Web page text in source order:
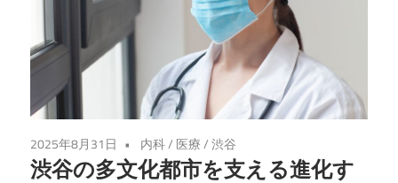
2025年8月31日 内科/ 医療/渋谷
渋谷の多文化都市を支える進化す